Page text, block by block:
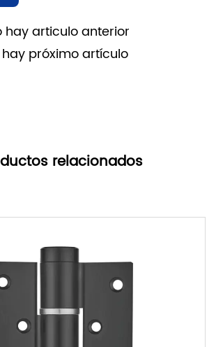
hay articulo anterior
hay próximo artículo
relacionados